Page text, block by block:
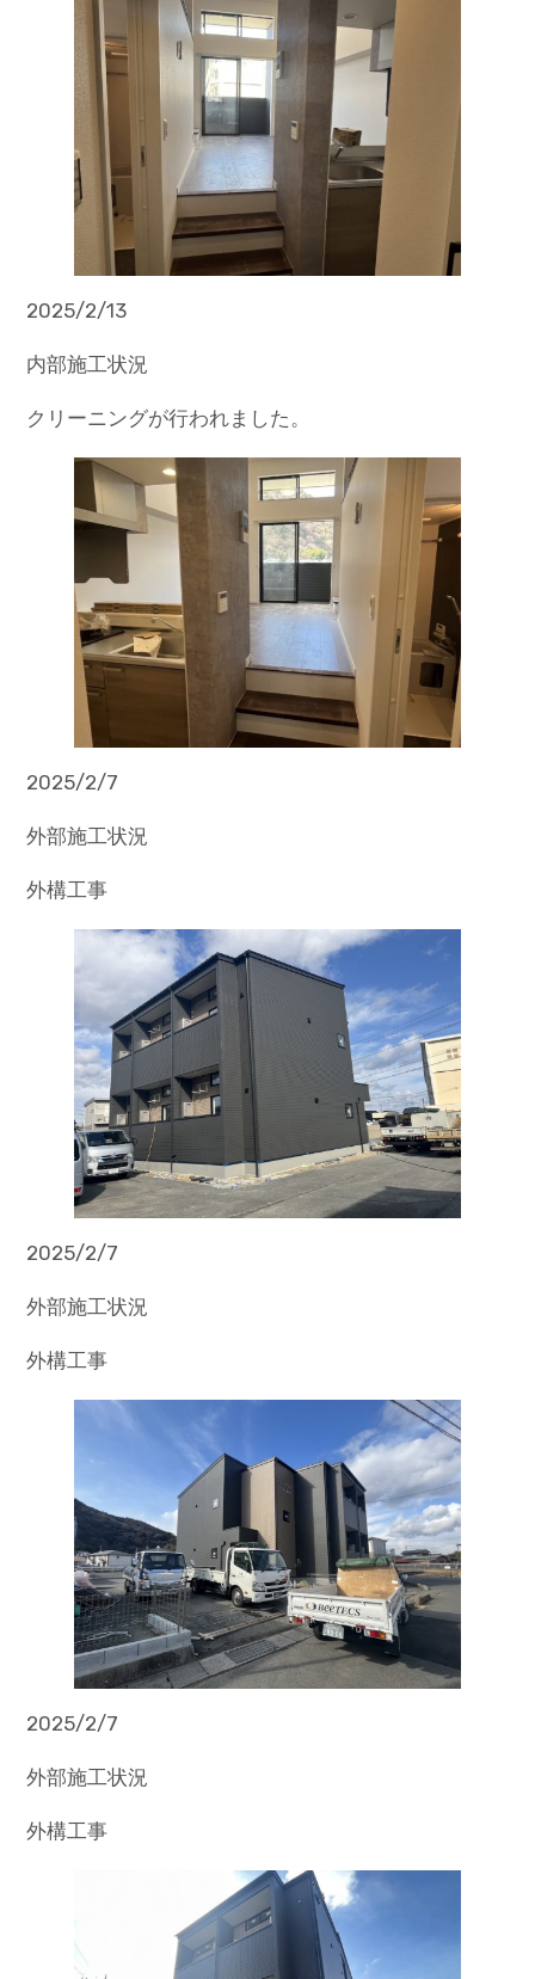
2025/2/13
内部施工状況
クリーニングが行われました。
2025/2/7
外部施工状況
外構工事
2025/2/7
外部施工状況
外構工事
2025/2/7
外部施工状況
外構工事